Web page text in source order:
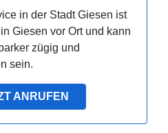
in der Stadt Giesen ist
Giesen vor Ort und kann
zügig und
sein.
ANRUFEN